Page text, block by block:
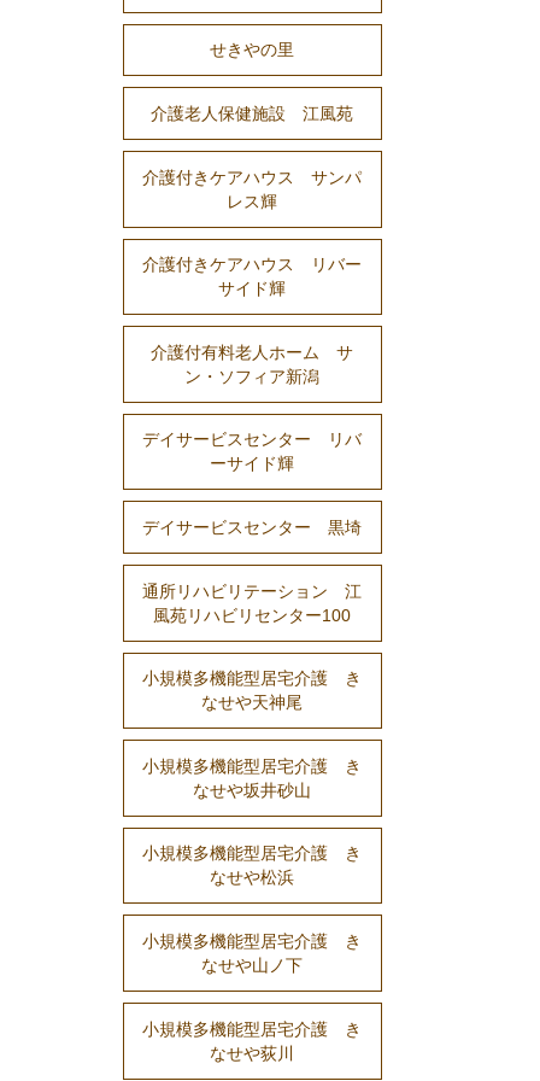
せきやの里
介護老人保健施設 江風苑
介護付きケアハウス サンパ
レス輝
介護付きケアハウス リバー
サイド輝
介護付有料老人ホーム サ
ン・ソフィア新潟
デイサービスセンター リバ
ーサイド輝
デイサービスセンター 黒埼
通所リハビリテーション 江
風苑リハビリセンター100
小規模多機能型居宅介護 き
なせや天神尾
小規模多機能型居宅介護 き
なせや坂井砂山
小規模多機能型居宅介護 き
なせや松浜
小規模多機能型居宅介護 き
なせや山ノ下
小規模多機能型居宅介護 き
なせや荻川